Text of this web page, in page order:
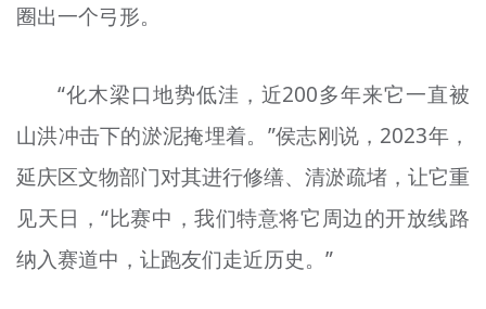
圈出一个弓形。
“化木梁口地势低洼，近200多年来它一直被
山洪冲击下的淤泥掩埋着。”侯志刚说，2023年，
延庆区文物部门对其进行修缮、清淤疏堵，让它重
见天日，“比赛中，我们特意将它周边的开放线路
纳入赛道中，让跑友们走近历史。”